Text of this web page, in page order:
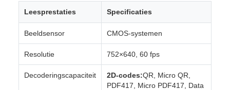
Leesprestaties Specificaties
Beeldsensor CMOS-systemen
Resolutie 752×640, 60 fps
Decoderingscapaciteit 2D-codes:QR, Micro QR,
PDF417, Micro PDF417, Data